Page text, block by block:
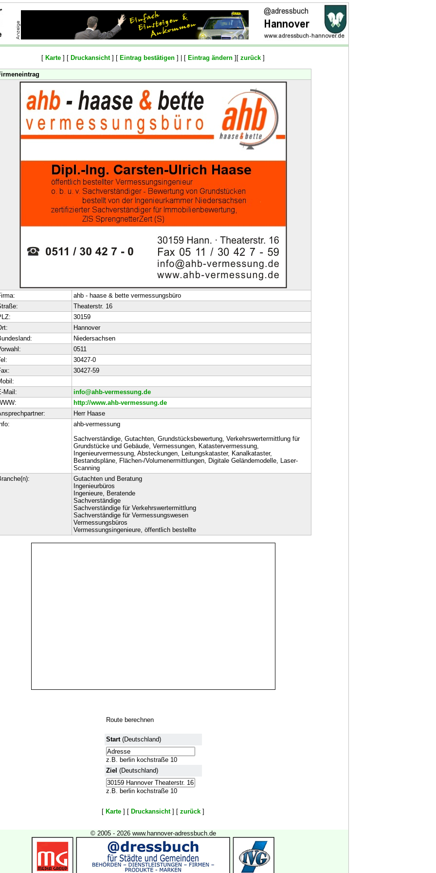
[ Karte ] [ Druckansicht] [ Eintrag bestätigen ] | [ Eintrag ändern ][ zurück ]
ahb - haase & bette vermessungsbüro
Theaterstr. 16
30159
Hannover
Niedersachsen
0511
30427-0
30427-59
Mail:
info@ahb-vermessung.de
http://www.ahb-vermessung.de
Herr Haase
ahb-vermessung
Sachverständige, Gutachten, Grundstücksbewertung, Verkehrswertermittlung für
Grundstücke und Gebäude, Vermessungen, Katastervermessung,
Ingenieurvermessung, Absteckungen, Leitungskataster, Kanalkataster,
Bestandspläne, Flächen-/Volumenermittlungen, Digitale Geländemodelle, Laser-
Scanning
Gutachten und Beratung
Ingenieurbüros
Ingenieure, Beratende
Sachverständige
Sachverständige für Verkehrswertermittlung
Sachverständige für Vermessungswesen
Vermessungsbüros
Vermessungsingenieure, öffentlich bestellte
Route berechnen
Start(Deutschland)
z.B. berlin kochstraße 10
Ziel (Deutschland)
z.B. berlin kochstraße 10
[ Karte ] [ Druckansicht] [ zurück ]
© 2005 - 2026 www.hannover-adressbuch.de